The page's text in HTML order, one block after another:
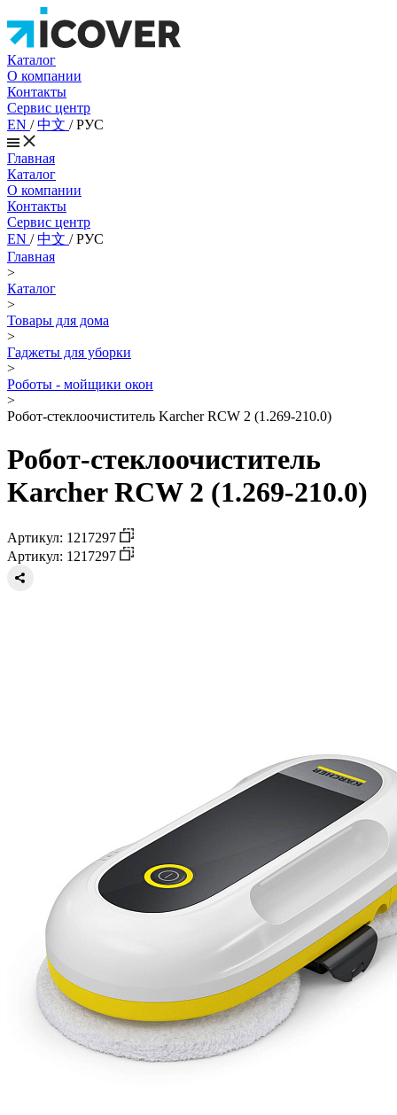
Каталог
О компании
Контакты
Сервис центр
EN /中文 /РУС
Главная
Каталог
О компании
Контакты
Сервис центр
EN /中文 /РУС
Главная
>
Каталог
>
Товары для дома
>
Гаджеты для уборки
>
Роботы - мойщики окон
>
Робот-стеклоочиститель Karcher RCW 2 (1.269-210.0)
Робот-стеклоочиститель
Karcher RCW 2 (1.269-210.0)
Артикул: 1217297
Артикул: 1217297